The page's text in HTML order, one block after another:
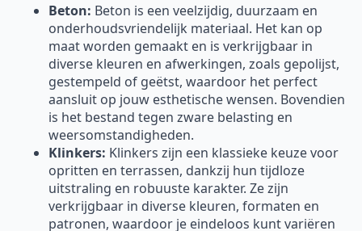
Beton: Beton is een veelzijdig, duurzaam en
onderhoudsvriendelijk materiaal. Het kan op
maat worden gemaakt en is verkrijgbaar in
diverse kleuren en afwerkingen, zoals gepolijst,
gestempeld of geëtst, waardoor het perfect
aansluit op jouw esthetische wensen. Bovendien
is het bestand tegen zware belasting en
weersomstandigheden.
Klinkers: Klinkers zijn een klassieke keuze voor
opritten en terrassen, dankzij hun tijdloze
uitstraling en robuuste karakter. Ze zijn
verkrijgbaar in diverse kleuren, formaten en
patronen, waardoor je eindeloos kunt variëren